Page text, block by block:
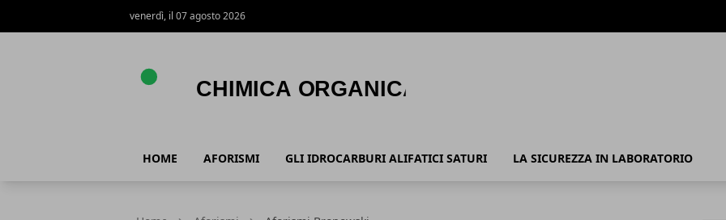
venerdì, il 07 agosto 2026
HOME AFORISMI GLI IDROCARBURI ALIFATICI SATURI LA SICUREZZA IN LABORATORIO